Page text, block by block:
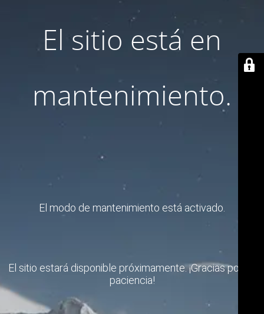
El sitio está en
mantenimiento.
El modo de mantenimiento está activado.
El sitio estará disponible próximamente. ¡Gracias por su
paciencia!